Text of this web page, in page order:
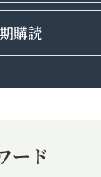
購読
ード